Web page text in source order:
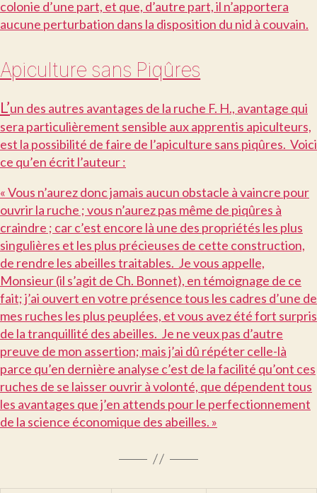
colonie d’une part, et que, d’autre part, il n’apportera
aucune perturbation dans la disposition du nid à couvain.
Apiculture sans Piqûres
L’un des autres avantages de la ruche F. H., avantage qui
sera particulièrement sensible aux apprentis apiculteurs,
est la possibilité de faire de l’apiculture sans piqûres. Voici
ce qu’en écrit l’auteur :
« Vous n’aurez donc jamais aucun obstacle à vaincre pour
ouvrir la ruche ; vous n’aurez pas même de piqûres à
craindre ; car c’est encore là une des propriétés les plus
singulières et les plus précieuses de cette construction,
de rendre les abeilles traitables. Je vous appelle,
Monsieur (il s’agit de Ch. Bonnet), en témoignage de ce
fait; j’ai ouvert en votre présence tous les cadres d’une de
mes ruches les plus peuplées, et vous avez été fort surpris
de la tranquillité des abeilles. Je ne veux pas d’autre
preuve de mon assertion; mais j’ai dû répéter celle-là
parce qu’en dernière analyse c’est de la facilité qu’ont ces
ruches de se laisser ouvrir à volonté, que dépendent tous
les avantages que j’en attends pour le perfectionnement
de la science économique des abeilles. »